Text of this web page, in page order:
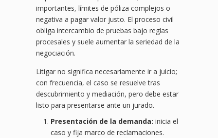
importantes, límites de póliza complejos o
negativa a pagar valor justo. El proceso civil
obliga intercambio de pruebas bajo reglas
procesales y suele aumentar la seriedad de la
negociación.
Litigar no significa necesariamente ir a juicio;
con frecuencia, el caso se resuelve tras
descubrimiento y mediación, pero debe estar
listo para presentarse ante un jurado.
Presentación de la demanda: inicia el
caso y fija marco de reclamaciones.